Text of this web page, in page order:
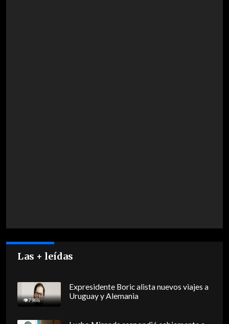
Las + leídas
7988
Expresidente Boric alista nuevos viajes a
Uruguay y Alemania